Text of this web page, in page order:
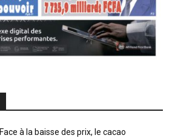
Face à la baisse des prix, le cacao